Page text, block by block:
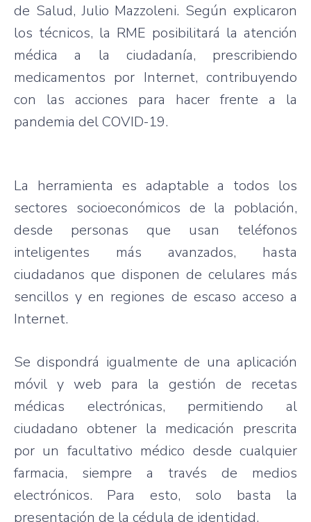
de Salud, Julio Mazzoleni. Según explicaron
los técnicos, la RME posibilitará la atención
médica a la ciudadanía, prescribiendo
medicamentos por Internet, contribuyendo
con las acciones para hacer frente a la
pandemia del COVID-19.
La herramienta es adaptable a todos los
sectores socioeconómicos de la población,
desde personas que usan teléfonos
inteligentes más avanzados, hasta
ciudadanos que disponen de celulares más
sencillos y en regiones de escaso acceso a
Internet.
Se dispondrá igualmente de una aplicación
móvil y web para la gestión de recetas
médicas electrónicas, permitiendo al
ciudadano obtener la medicación prescrita
por un facultativo médico desde cualquier
farmacia, siempre a través de medios
electrónicos. Para esto, solo basta la
presentación de la cédula de identidad.